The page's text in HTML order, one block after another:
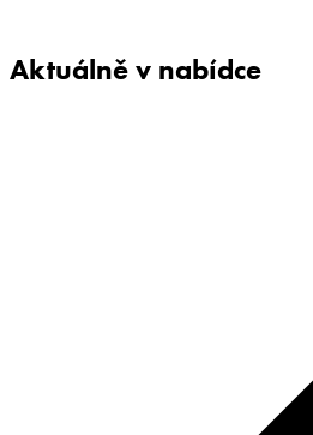
Aktuálně v nabídce